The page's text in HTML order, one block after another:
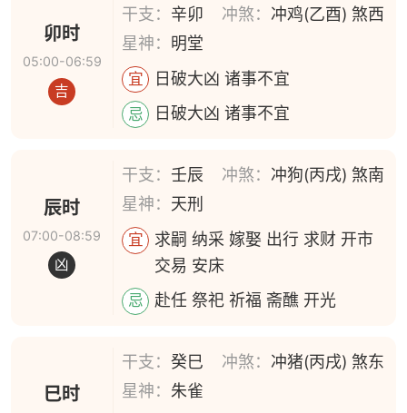
卯时
05:00-06:59
吉
干支： 辛卯 冲煞： 冲鸡(乙酉) 煞西
星神： 明堂
宜 日破大凶 诸事不宜
忌 日破大凶 诸事不宜
辰时
07:00-08:59
凶
干支： 壬辰 冲煞： 冲狗(丙戌) 煞南
星神： 天刑
宜
求嗣 纳采 嫁娶 出行 求财 开市
交易 安床
忌 赴任 祭祀 祈福 斋醮 开光
巳时
干支：癸巳 冲煞： 冲猪(丙戌) 煞东
星神： 朱雀